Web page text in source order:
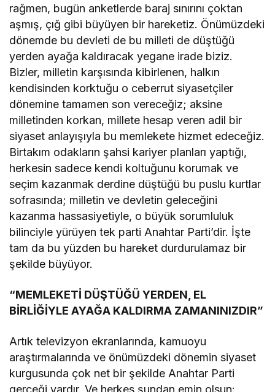
rağmen, bugün anketlerde baraj sınırını çoktan
aşmış, çığ gibi büyüyen bir hareketiz. Önümüzdeki
dönemde bu devleti de bu milleti de düştüğü
yerden ayağa kaldıracak yegane irade biziz.
Bizler, milletin karşısında kibirlenen, halkın
kendisinden korktuğu o ceberrut siyasetçiler
dönemine tamamen son vereceğiz; aksine
milletinden korkan, millete hesap veren adil bir
siyaset anlayışıyla bu memlekete hizmet edeceğiz.
Birtakım odakların şahsi kariyer planları yaptığı,
herkesin sadece kendi koltuğunu korumak ve
seçim kazanmak derdine düştüğü bu puslu kurtlar
sofrasında; milletin ve devletin geleceğini
kazanma hassasiyetiyle, o büyük sorumluluk
bilinciyle yürüyen tek parti Anahtar Parti’dir. İşte
tam da bu yüzden bu hareket durdurulamaz bir
şekilde büyüyor.
“MEMLEKETİ DÜŞTÜĞÜ YERDEN, EL
BİRLİĞİYLE AYAĞA KALDIRMA ZAMANINIZDIR”
Artık televizyon ekranlarında, kamuoyu
araştırmalarında ve önümüzdeki dönemin siyaset
kurgusunda çok net bir şekilde Anahtar Parti